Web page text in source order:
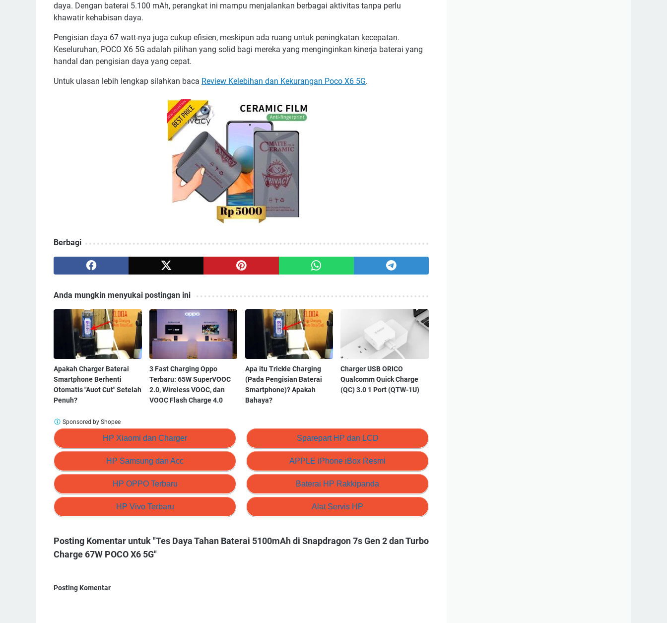
daya. Dengan baterai 5.100 mAh, perangkat ini mampu menjalankan berbagai aktivitas tanpa perlu
khawatir kehabisan daya.
Pengisian daya 67 watt-nya juga cukup efisien, meskipun ada ruang untuk peningkatan kecepatan.
Keseluruhan, POCO X6 5G adalah pilihan yang solid bagi mereka yang menginginkan kinerja baterai yang
handal dan pengisian daya yang cepat.
Untuk ulasan lebih lengkap silahkan baca Review Kelebihan dan Kekurangan Poco X6 5G.
Berbagi
Anda mungkin menyukai postingan ini
Apakah Charger Baterai
Smartphone Berhenti
Otomatis "Auot Cut" Setelah
Penuh?
3 Fast Charging Oppo
Terbaru: 65W SuperVOOC
2.0, Wireless VOOC, dan
VOOC Flash Charge 4.0
Apa itu Trickle Charging
(Pada Pengisian Baterai
Smartphone)? Apakah
Bahaya?
Charger USB ORICO
Qualcomm Quick Charge
(QC) 3.0 1 Port (QTW-1U)
HP Xiaomi dan Charger
HP Samsung dan Acc
HP OPPO Terbaru
HP Vivo Terbaru
Sparepart HP dan LCD
APPLE iPhone iBox Resmi
Baterai HP Rakkipanda
Alat Servis HP
Sponsored by Shopee
Posting Komentar untuk "Tes Daya Tahan Baterai 5100mAh di Snapdragon 7s Gen 2 dan Turbo
Charge 67W POCO X6 5G"
Posting Komentar